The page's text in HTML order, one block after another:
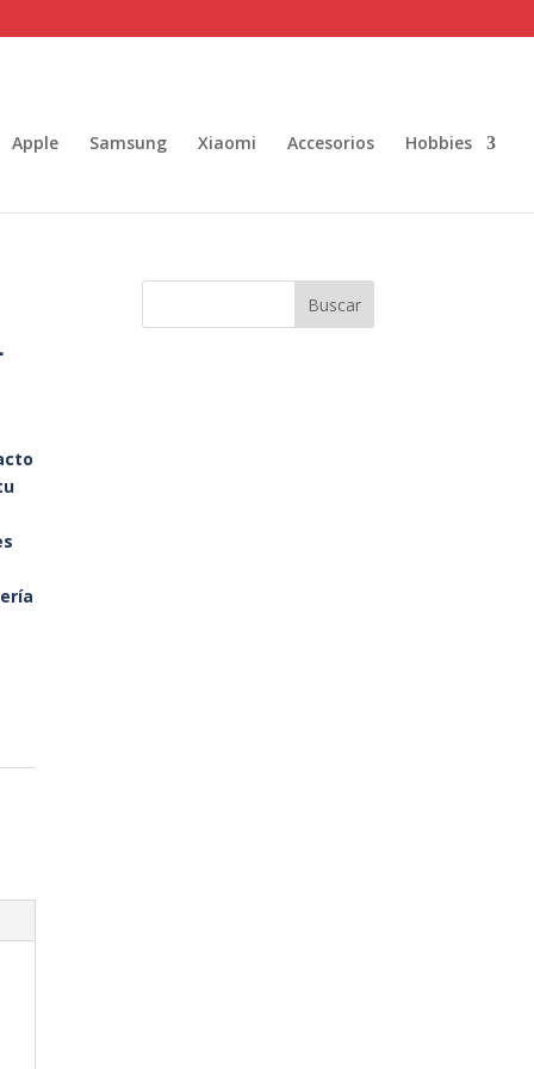
Apple Samsung Xiaomi Accesorios Hobbies
Buscar